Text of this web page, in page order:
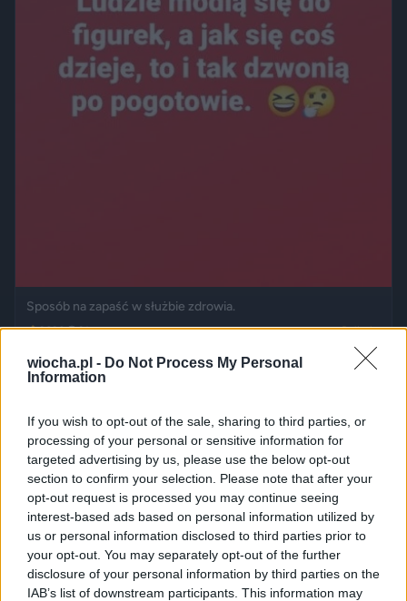
wiocha.pl - Do Not Process My Personal
Information
If you wish to opt-out of the sale, sharing to third parties, or
processing of your personal or sensitive information for
targeted advertising by us, please use the below opt-out
section to confirm your selection. Please note that after your
opt-out request is processed you may continue seeing
interest-based ads based on personal information utilized by
us or personal information disclosed to third parties prior to
your opt-out. You may separately opt-out of the further
disclosure of your personal information by third parties on the
IAB’s list of downstream participants. This information may
Sposób na zapaść w służbie zdrowia.
2620 21 Polityka
Reklama